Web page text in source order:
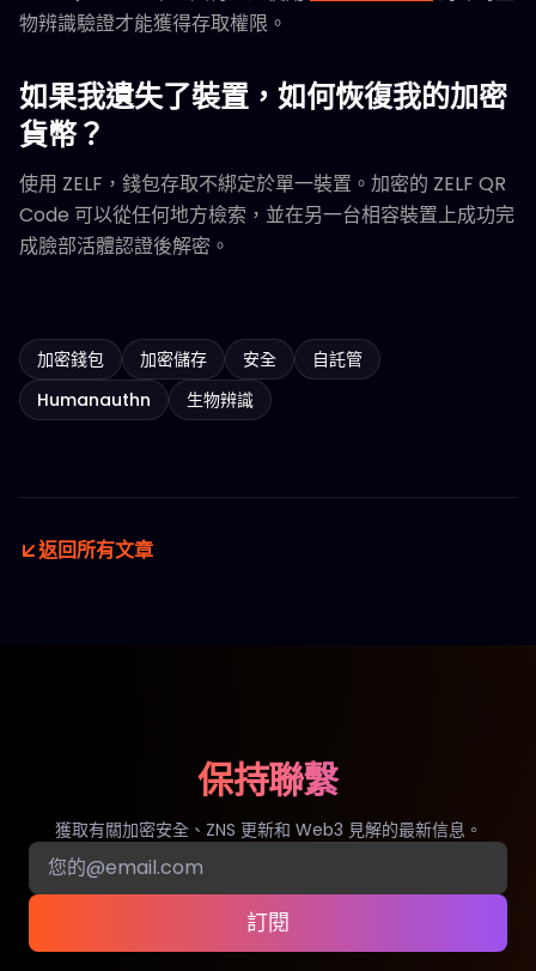
物辨識驗證才能獲得存取權限。
如果我遺失了裝置，如何恢復我的加密
貨幣？
使用 ZELF，錢包存取不綁定於單一裝置。加密的 ZELF QR
Code 可以從任何地方檢索，並在另一台相容裝置上成功完
成臉部活體認證後解密。
加密錢包 加密儲存 安全
自託管
Humanauthn
生物辨識
返回所有文章
保持聯繫
獲取有關加密安全、ZNS 更新和 Web3 見解的最新信息。
訂閱